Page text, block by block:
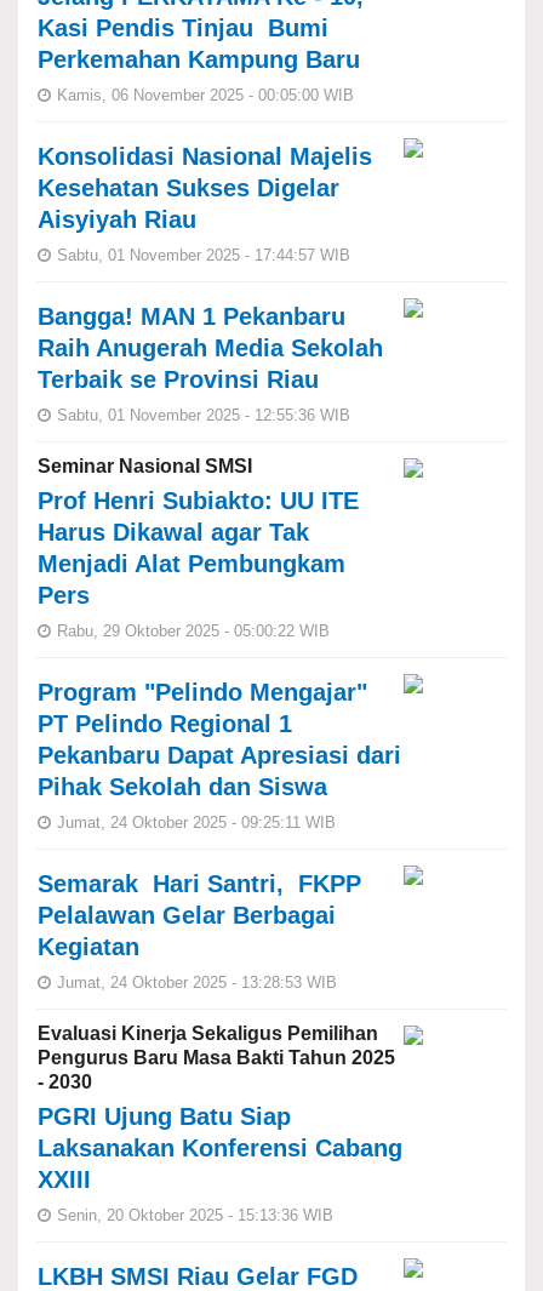
Kasi Pendis Tinjau Bumi
Perkemahan Kampung Baru
Kamis, 06 November 2025 - 00:05:00 WIB
Konsolidasi Nasional Majelis
Kesehatan Sukses Digelar
Aisyiyah Riau
Sabtu, 01 November 2025 - 17:44:57 WIB
Bangga! MAN 1 Pekanbaru
Raih Anugerah Media Sekolah
Terbaik se Provinsi Riau
Sabtu, 01 November 2025 - 12:55:36 WIB
Seminar Nasional SMSI
Prof Henri Subiakto: UU ITE
Harus Dikawal agar Tak
Menjadi Alat Pembungkam
Pers
Rabu, 29 Oktober 2025 - 05:00:22 WIB
Program "Pelindo Mengajar"
PT Pelindo Regional 1
Pekanbaru Dapat Apresiasi dari
Pihak Sekolah dan Siswa
Jumat, 24 Oktober 2025 - 09:25:11 WIB
Semarak Hari Santri, FKPP
Pelalawan Gelar Berbagai
Kegiatan
Jumat, 24 Oktober 2025 - 13:28:53 WIB
Evaluasi Kinerja Sekaligus Pemilihan
Pengurus Baru Masa Bakti Tahun 2025
- 2030
PGRI Ujung Batu Siap
Laksanakan Konferensi Cabang
XXIII
Senin, 20 Oktober 2025 - 15:13:36 WIB
LKBH SMSI Riau Gelar FGD